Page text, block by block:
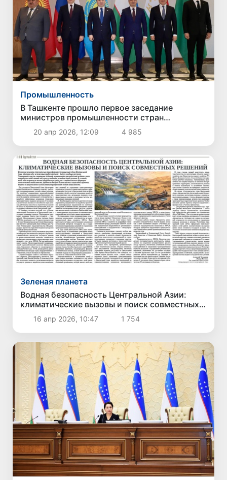
Промышленность
В Ташкенте прошло первое заседание
министров промышленности стран
Центральной Азии и России
20 апр 2026, 12:09 4 985
Зеленая планета
Водная безопасность Центральной Азии:
климатические вызовы и поиск совместных
решений
16 апр 2026, 10:47 1 754